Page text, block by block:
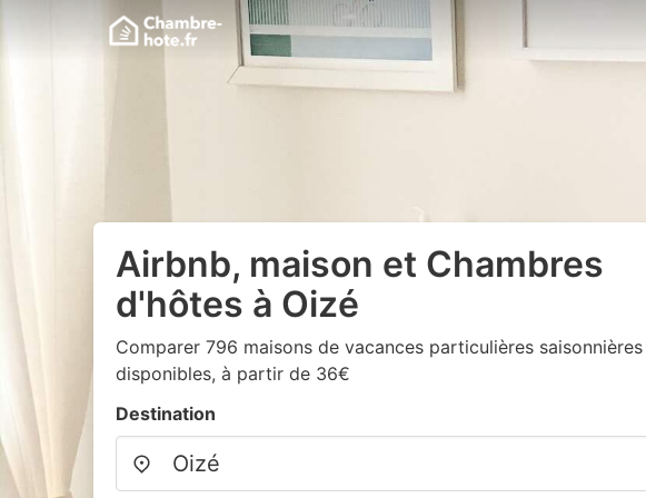
Airbnb, maison et Chambres
d'hôtes à Oizé
Comparer 796 maisons de vacances particulières saisonnières
disponibles, à partir de 36€
Destination